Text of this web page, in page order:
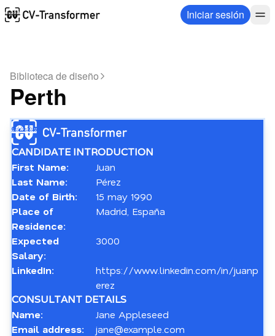
Iniciar sesión
Biblioteca de diseño
Perth
CANDIDATE INTRODUCTION
First Name:
Juan
Last Name:
Pérez
Date of Birth:
15 may 1990
Place of
Residence:
Madrid, España
Expected
Salary:
3000
LinkedIn:
https://www.linkedin.com/in/juanp
erez
CONSULTANT DETAILS
Name:
Jane Appleseed
Email address:
jane@example.com